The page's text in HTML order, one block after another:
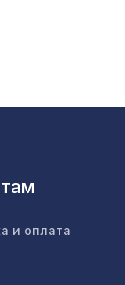
3068 ₽
и оплата